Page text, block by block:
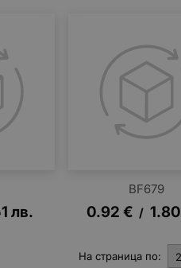
лв.
BF679
0.92 € / 1.80
На страница по: